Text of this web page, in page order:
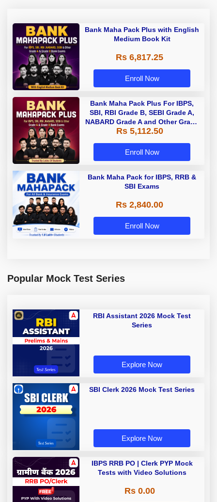
Bank Maha Pack Plus with English
Medium Book Kit
Rs 6,817.25
Enroll Now
Bank Maha Pack Plus For IBPS,
SBI, RBI Grade B, SEBI Grade A,
NABARD Grade A and Other Grade
A & Grade B Bank Exams
Rs 5,112.50
Enroll Now
Bank Maha Pack for IBPS, RRB &
SBI Exams
Rs 2,840.00
Enroll Now
Popular Mock Test Series
RBI Assistant 2026 Mock Test
Series
Explore Now
SBI Clerk 2026 Mock Test Series
Explore Now
IBPS RRB PO | Clerk PYP Mock
Tests with Video Solutions
Rs 0.00